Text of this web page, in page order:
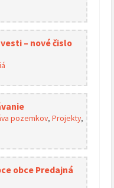
– nové čislo
pozemkov, Projekty,
obce Predajná